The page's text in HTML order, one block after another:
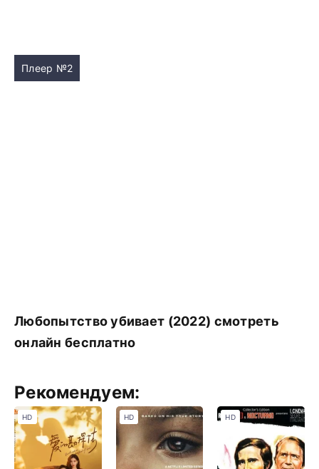
Плеер №2
Любопытство убивает (2022) смотреть
онлайн бесплатно
Рекомендуем:
HD HD HD